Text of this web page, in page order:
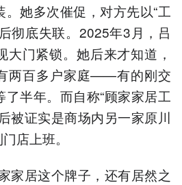
她多次催促，对方先以“工
彻底失联。2025年3月，吕
大门紧锁。她后来才知道，
两百多户家庭——有的刚交
半年。而自称“顾家家居工
被证实是商场内另一家原川
店上班。
家居这个牌子，还有居然之